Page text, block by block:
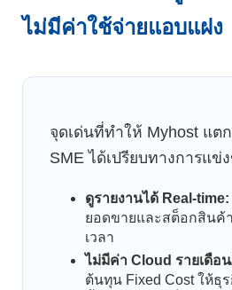
ไม่มีค่าใช้จ่ายแอบแฝง
จุดเด่นที่ทำให้ Myhost แต
SME ได้เปรียบทางการแข่
ดูรายงานได้ Real-time:
ยอดขายและสต็อกสินค้
เวลา
ไม่มีค่า Cloud รายเดือ
ต้นทุน Fixed Cost ให้ธุ